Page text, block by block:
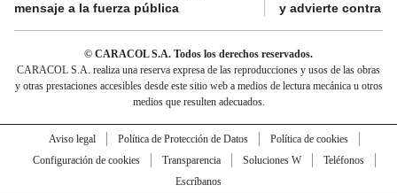
mensaje a la fuerza pública
y advierte contra
© CARACOL S.A. Todos los derechos reservados.
CARACOL S.A. realiza una reserva expresa de las reproducciones y usos de las obras
y otras prestaciones accesibles desde este sitio web a medios de lectura mecánica u otros
medios que resulten adecuados.
Aviso legal Política de Protección de Datos
Política de cookies
Configuración de cookies
Transparencia Soluciones W
Teléfonos
Escríbanos